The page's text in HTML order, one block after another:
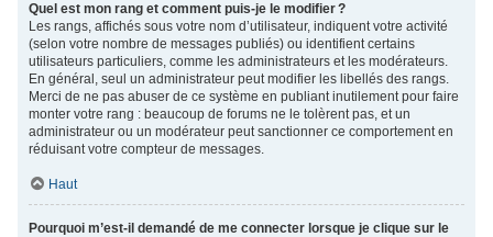
Quel est mon rang et comment puis-je le modifier ?
Les rangs, affichés sous votre nom d’utilisateur, indiquent votre activité
(selon votre nombre de messages publiés) ou identifient certains
utilisateurs particuliers, comme les administrateurs et les modérateurs.
En général, seul un administrateur peut modifier les libellés des rangs.
Merci de ne pas abuser de ce système en publiant inutilement pour faire
monter votre rang : beaucoup de forums ne le tolèrent pas, et un
administrateur ou un modérateur peut sanctionner ce comportement en
réduisant votre compteur de messages.
Haut
Pourquoi m’est-il demandé de me connecter lorsque je clique sur le